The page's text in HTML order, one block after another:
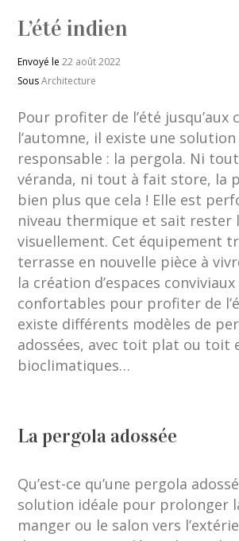
L’été indien
Envoyé le22 août 2022
SousArchitecture
Pour profiter de l’été jusqu’aux
l’automne, il existe une
responsable : la pergola. Ni
véranda, ni tout à fait store, la
bien plus que cela ! Elle est
niveau thermique et sait rester
visuellement. Cet équipement
terrasse en nouvelle pièce à
la création d’espaces
confortables pour profiter de
existe différents modèles de
adossées, avec toit plat ou toit
bioclimatiques…
La pergola adossée
Qu’est-ce qu’une pergola
solution idéale pour prolonger
manger ou le salon vers